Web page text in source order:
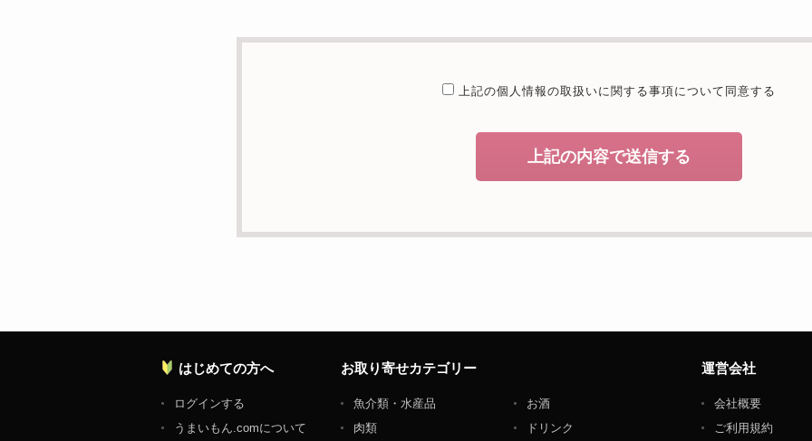
本人の同意がある場合または法令に基づく場合を除き、取得した個人情報を第三者に提供するこ
個人情報について当社が個人情報保護管理体制について一定の水準に達していると認めた委託者
f）開示対象個人情報の開示等および問合せ窓口について
ご本人からの求めにより、当社が保有する開示対象個人情報の利用目的の通知・開示・内容の訂
ます。これらには、お客様のお名前、ご住所、電話番号、電子メールアドレスなど、お客様を特
個人情報保護管理者：オペレーション部シニアマネージャー
〒106-0044 東京都港区東麻布一丁目２７番１号 東麻布食文化ビル４階
上記の個人情報の取扱いに関する事項について同意する
上記の内容で送信する
はじめての方へ
ログインする
うまいもん.comについて
お取り寄せカテゴリー
魚介類・水産品
肉類
お酒
ドリンク
運営会社
会社概要
ご利用規約